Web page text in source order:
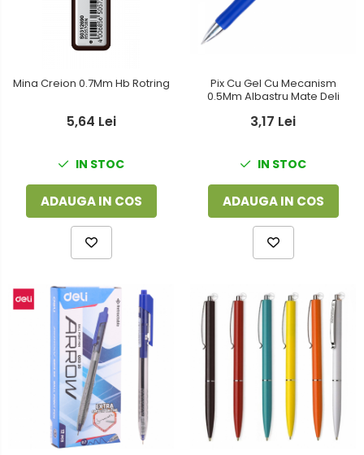
Mina Creion 0.7Mm Hb Rotring
5,64 Lei
IN STOC
ADAUGA IN COS
Pix Cu Gel Cu Mecanism
0.5Mm Albastru Mate Deli
3,17 Lei
IN STOC
ADAUGA IN COS